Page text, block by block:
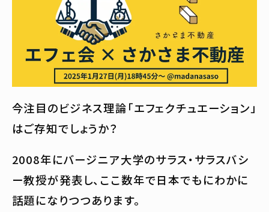
今注目のビジネス理論「エフェクチュエーション」
はご存知でしょうか？
2008年にバージニア大学のサラス・サラスバシ
ー教授が発表し、ここ数年で日本でもにわかに
話題になりつつあります。